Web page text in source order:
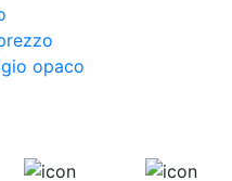
opaco